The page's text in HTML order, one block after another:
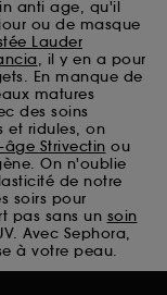
anti age, qu'il
ou de masque
Lauder
, il y en a pour
En manque de
matures
des soins
et ridules, on
Strivectin ou
On n'oublie
de notre
soirs pour
pas sans un soin
Avec Sephora,
à votre peau.